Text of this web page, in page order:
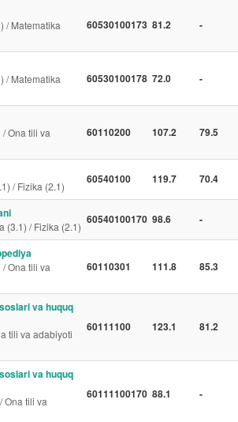
/ Matematika
60530100173 81.2 -
/ Matematika
60530100178 72.0 -
Ona tili va
60110200 107.2 79.5
/ Fizika (2.1)
60540100 119.7 70.4
(3.1) / Fizika (2.1)
60540100170 98.6 -
Ona tili va
60110301 111.8 85.3
va huquq
tili va adabiyoti
60111100 123.1 81.2
va huquq
Ona tili va
60111100170 88.1 -